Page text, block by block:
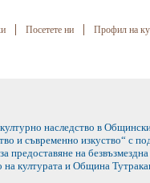
Посетете ни Профил на
наследство в
и съвременно изкуство“ с
предоставяне на
културата и Община